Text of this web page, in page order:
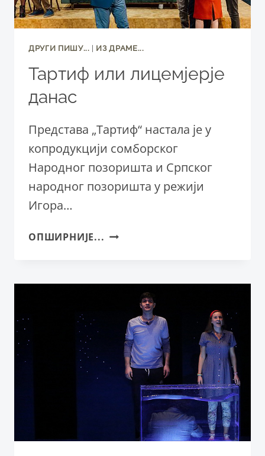
ДРУГИ ПИШУ... | ИЗ ДРАМЕ...
Тартиф или лицемјерје
данас
Представа „Тартиф“ настала је у
копродукцији сомборског
Народног позоришта и Српског
народног позоришта у режији
Игора…
ОПШИРНИЈЕ... ТАРТИФ